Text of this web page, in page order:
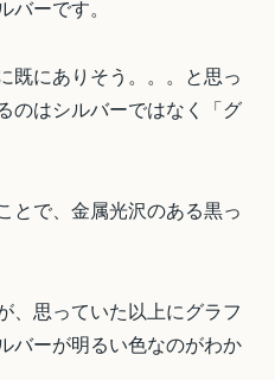
バーです。
既にありそう。。。と思っ
のはシルバーではなく「グ
とで、金属光沢のある黒っ
、思っていた以上にグラフ
バーが明るい色なのがわか